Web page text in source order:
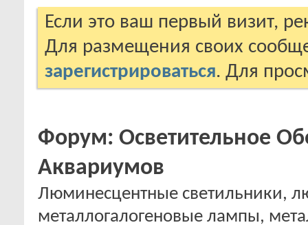
Если это ваш первый визит,
Для размещения своих
зарегистрироваться. Для
Форум: Осветительное
Аквариумов
Люминесцентные светильники,
металлогалогеновые лампы,